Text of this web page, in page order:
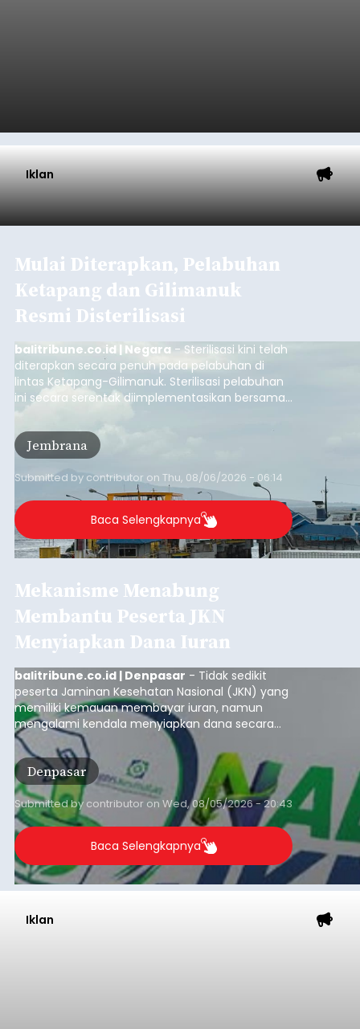
Iklan
Mulai Diterapkan, Pelabuhan
Ketapang dan Gilimanuk
Resmi Disterilisasi
balitribune.co.id | Negara - Sterilisasi kini telah
diterapkan secara penuh pada pelabuhan di
lintas Ketapang-Gilimanuk. Sterilisasi pelabuhan
ini secara serentak diimplementasikan bersama
empat pelabuhan utama lainnya, yakni
Pelabuhan Merak, Bakauheni, Kayangan, dan
Lembar pada Rabu (5/8/2026).
Jembrana
Submitted by contributor on Thu, 08/06/2026 - 06:14
Baca Selengkapnya
Mekanisme Menabung
Membantu Peserta JKN
Menyiapkan Dana Iuran
balitribune.co.id | Denpasar - Tidak sedikit
peserta Jaminan Kesehatan Nasional (JKN) yang
memiliki kemauan membayar iuran, namun
mengalami kendala menyiapkan dana secara
penuh saat jatuh tempo pembayaran iuran.
Kondisi ini terutama dialami oleh peserta
segmen Pekerja Bukan Penerima Upah (PBPU)
yang memiliki penghasilan tidak tetap.
Denpasar
Submitted by contributor on Wed, 08/05/2026 - 20:43
Baca Selengkapnya
Iklan